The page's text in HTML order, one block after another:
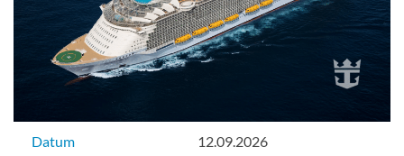
Aussenkabine
Datum
12.09.2026